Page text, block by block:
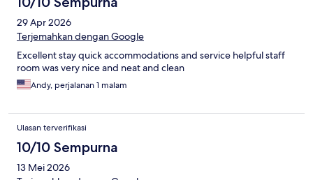
29 Apr 2026
Terjemahkan dengan Google
Excellent stay quick accommodations and service helpful staff
room was very nice and neat and clean
Andy, perjalanan 1 malam
Ulasan terverifikasi
10/10 Sempurna
13 Mei 2026